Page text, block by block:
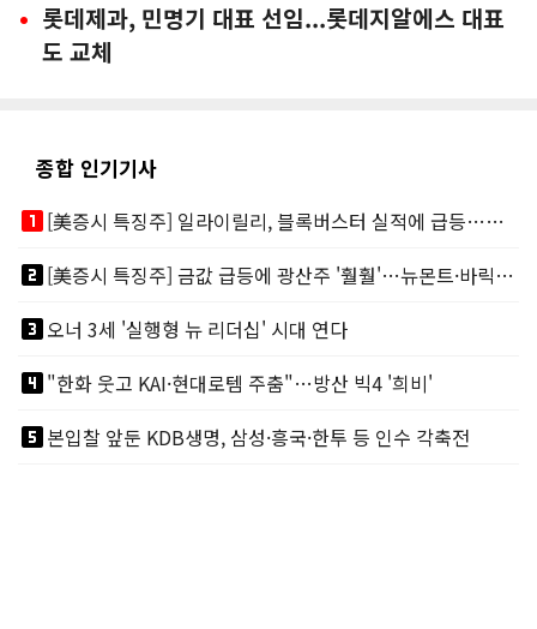
롯데제과, 민명기 대표 선임...롯데지알에스 대표
도 교체
종합 인기기사
looks_one
[美증시 특징주] 일라이릴리, 블록버스터 실적에 급등…마운자로 매출 폭발
looks_two
[美증시 특징주] 금값 급등에 광산주 '훨훨'…뉴몬트·바릭마이닝 주도
looks_3오너 3세 '실행형 뉴 리더십' 시대 연다
looks_4"한화 웃고 KAI·현대로템 주춤"…방산 빅4 '희비'
looks_5본입찰 앞둔 KDB생명, 삼성·흥국·한투 등 인수 각축전